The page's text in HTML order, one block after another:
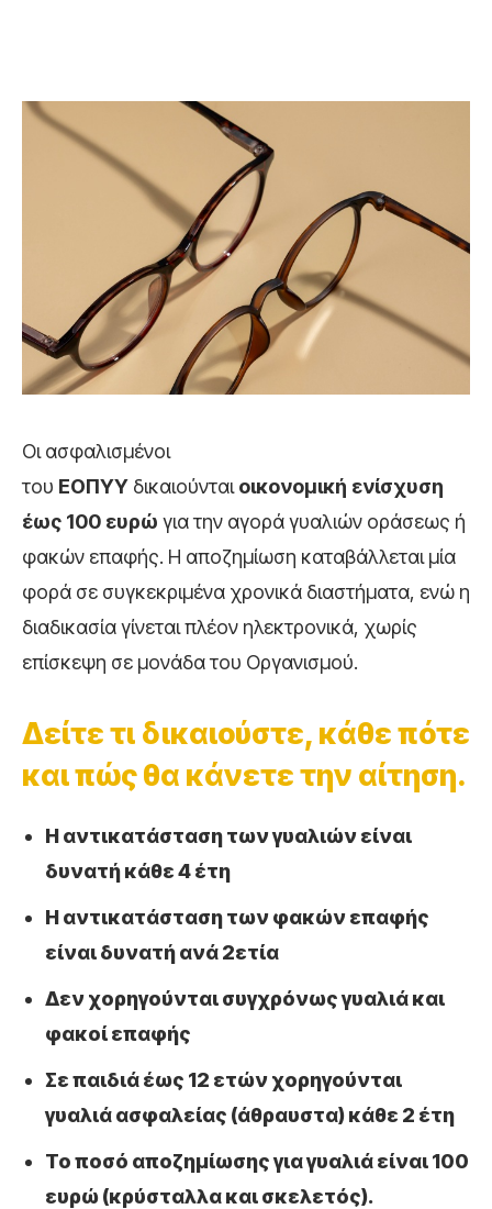
Οι ασφαλισμένοι
του ΕΟΠΥΥ δικαιούνταιοικονομική ενίσχυση
έως 100 ευρώ για την αγορά γυαλιών οράσεως ή
φακών επαφής. Η αποζημίωση καταβάλλεται μία
φορά σε συγκεκριμένα χρονικά διαστήματα, ενώ η
διαδικασία γίνεται πλέον ηλεκτρονικά, χωρίς
επίσκεψη σε μονάδα του Οργανισμού.
Δείτε τι δικαιούστε, κάθε πότε
και πώς θα κάνετε την αίτηση.
Η αντικατάσταση των γυαλιών είναι
δυνατή κάθε 4 έτη
Η αντικατάσταση των φακών επαφής
είναι δυνατή ανά 2ετία
Δεν χορηγούνται συγχρόνως γυαλιά και
φακοί επαφής
Σε παιδιά έως 12 ετών χορηγούνται
γυαλιά ασφαλείας (άθραυστα) κάθε 2 έτη
Το ποσό αποζημίωσης για γυαλιά είναι 100
ευρώ (κρύσταλλα και σκελετός).